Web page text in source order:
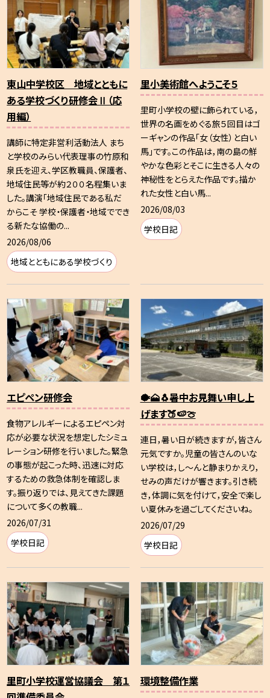
東山中学校区 地域とともに
ある学校づくり研修会Ⅱ（応
用編）
講師に特定非営利活動法人 まち
と学校のみらい代表理事の竹原和
泉氏を迎え、学区教職員、保護者、
地域住民等が約２００名程集いま
した。講演「地域住民である私だ
からこそ 学校・保護者・地域ででき
る新たな協働の...
2026/08/06
地域とともにある学校づくり
里小美術館へようこそ５
里町小学校の壁に飾られている，
世界の名画をめぐる旅５回目はゴ
ーギャンの作品「女（女性）と白い
馬」です。この作品は，南の島の鮮
やかな色彩とそこに生きる人々の
神秘性をとらえた作品です。描か
れた女性と白い馬...
2026/08/03
学校日記
エピペン研修会
食物アレルギーによるエピペン対
応が必要な状況を想定したシミュ
レーション研修を行いました。緊急
の事態が起こった時、迅速に対応
するための救急体制を確認しま
す。振り返りでは、見えてきた課題
について多くの教職...
2026/07/31
学校日記
🐡🗻🐧暑中お見舞い申し上
げます🍑🍉🍈
連日，暑い日が続きますが，皆さん
元気ですか。児童の皆さんのいな
い学校は，し～んと静まりかえり，
せみの声だけが響きます。引き続
き，体調に気を付けて，安全で楽し
い夏休みを過ごしてくださいね。
2026/07/29
学校日記
里町小学校運営協議会 第１
環境整備作業